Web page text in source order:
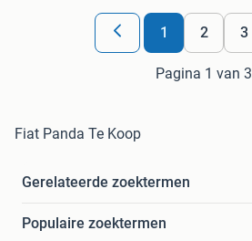
1 2 3
Pagina 1 van 3
Fiat Panda Te Koop
Gerelateerde zoektermen
Populaire zoektermen